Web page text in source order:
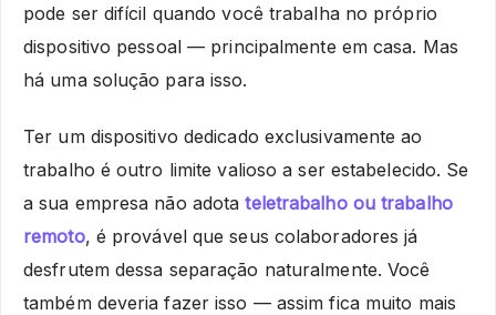
pode ser difícil quando você trabalha no próprio
dispositivo pessoal — principalmente em casa. Mas
há uma solução para isso.
Ter um dispositivo dedicado exclusivamente ao
trabalho é outro limite valioso a ser estabelecido. Se
a sua empresa não adotateletrabalho ou trabalho
remoto, é provável que seus colaboradores já
desfrutem dessa separação naturalmente. Você
também deveria fazer isso — assim fica muito mais